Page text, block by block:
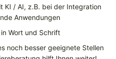
KI / AI, z.B. bei der Integration
Anwendungen
Wort und Schrift
noch besser geeignete Stellen